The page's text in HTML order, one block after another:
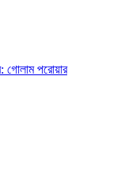
গোলাম পরোয়ার